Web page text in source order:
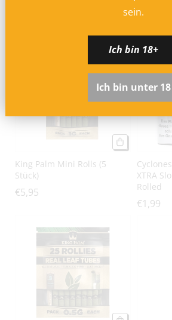
Pack
King Palm Mini Rolls (5
Stück)
€5,95
XTRA
Rolled
€1,99
sein.
Ich bin 18+
Ich bin unter 18